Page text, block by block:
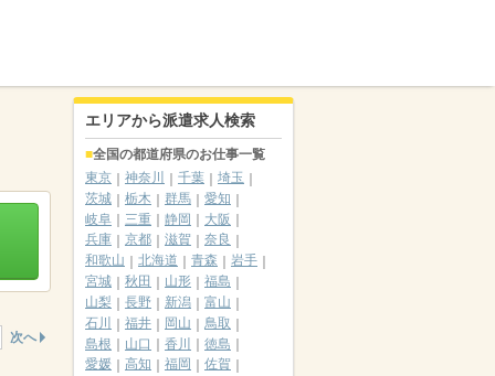
次へ
エリアから派遣求人検索
全国の都道府県のお仕事一覧
東京
神奈川 千葉
埼玉
茨城
栃木 群馬
愛知
岐阜
三重 静岡
大阪
兵庫
京都 滋賀
奈良
和歌山
北海道 青森
岩手
宮城
秋田 山形
福島
山梨
長野 新潟
富山
石川
福井 岡山
鳥取
島根
山口 香川
徳島
愛媛
高知 福岡
佐賀